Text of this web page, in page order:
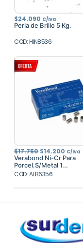
$24.090 C/Iva
Perla de Brillo 5 Kg.
COD: HIN8536
$17.750 El
precio
original
era:
$17.750.
$14.200 El
precio
actual
es:
C/Iva
Verabond Ni-Cr Para
Porcel.S/Metal 1...
COD: ALB6356